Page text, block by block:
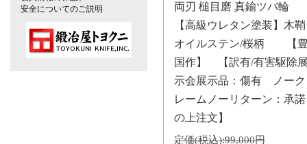
両刃 槌目磨 真鍮ツバ輪
【高級ウレタン塗装】木鞘
オイルステン/桜柄 【
国作】 【訳有/有害駆除
示会展示品：傷有 ノーク
レームノーリターン：承諾
の上注文】
定価(税込):99,000円
安全についてのご説明